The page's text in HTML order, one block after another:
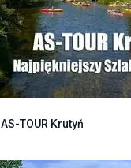
AS-TOUR Krutyń